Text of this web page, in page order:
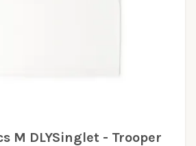
M DLYSinglet - Trooper